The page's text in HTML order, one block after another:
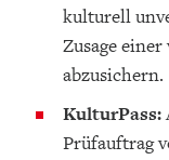
kulturell
Zusage
abzusichern.
KulturPass:
Prüfauftrag